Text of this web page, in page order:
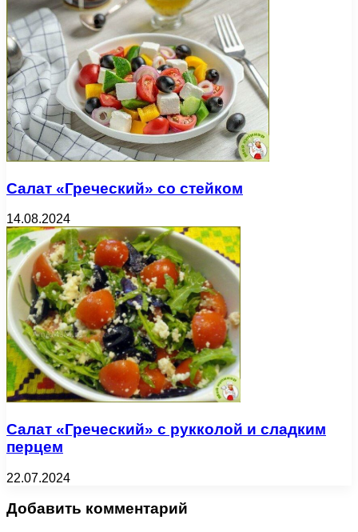
Салат «Греческий» со стейком
14.08.2024
Салат «Греческий» с рукколой и сладким
перцем
22.07.2024
Добавить комментарий